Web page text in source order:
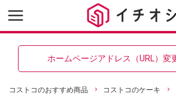
ホームページアドレス（URL）変
コストコのおすすめ商品 コストコのケーキ